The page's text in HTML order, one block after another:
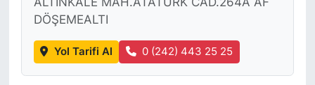
DÖŞEMEALTI
Yol Tarifi Al 0 (242) 443 25 25
Tanıtım